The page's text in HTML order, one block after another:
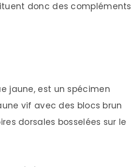
donc des compléments
jaune, est un spécimen
vif avec des blocs brun
dorsales bosselées sur le